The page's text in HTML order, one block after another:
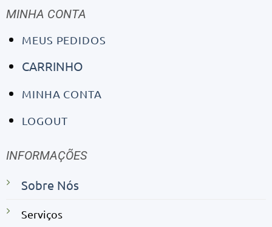
MINHA CONTA
MEUS PEDIDOS
CARRINHO
MINHA CONTA
LOGOUT
INFORMAÇÕES
Sobre Nós
Serviços